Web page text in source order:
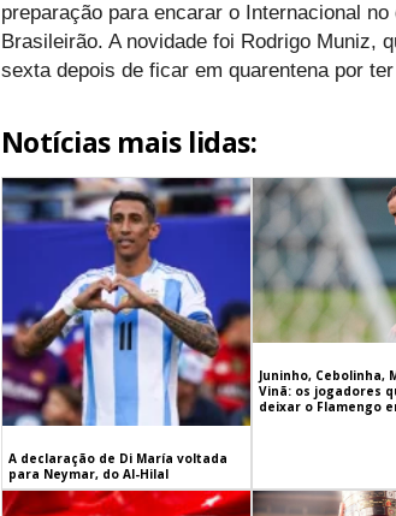
preparação para encarar o Internacional
Brasileirão. A novidade foi Rodrigo Muniz,
sexta depois de ficar em quarentena por
Notícias mais lidas:
A declaração de Di María voltada
para Neymar, do Al-Hilal
Juninho, Cebolinha,
Vinã: os jogadores
deixar o Flamengo